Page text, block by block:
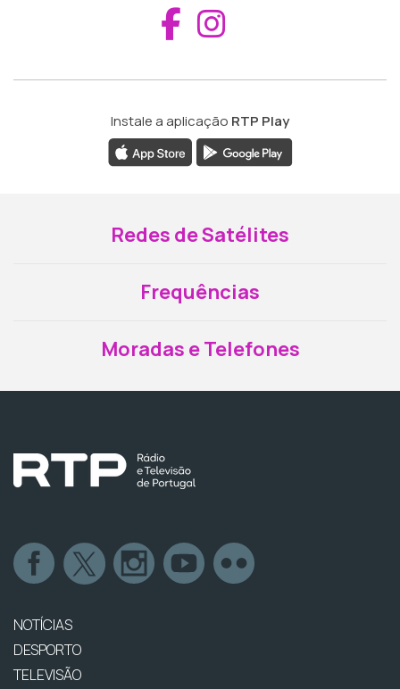
Aceder ao
Instale a aplicação RTP Play
Redes de Satélites
Frequências
Moradas e Telefones
NOTÍCIAS
DESPORTO
TELEVISÃO